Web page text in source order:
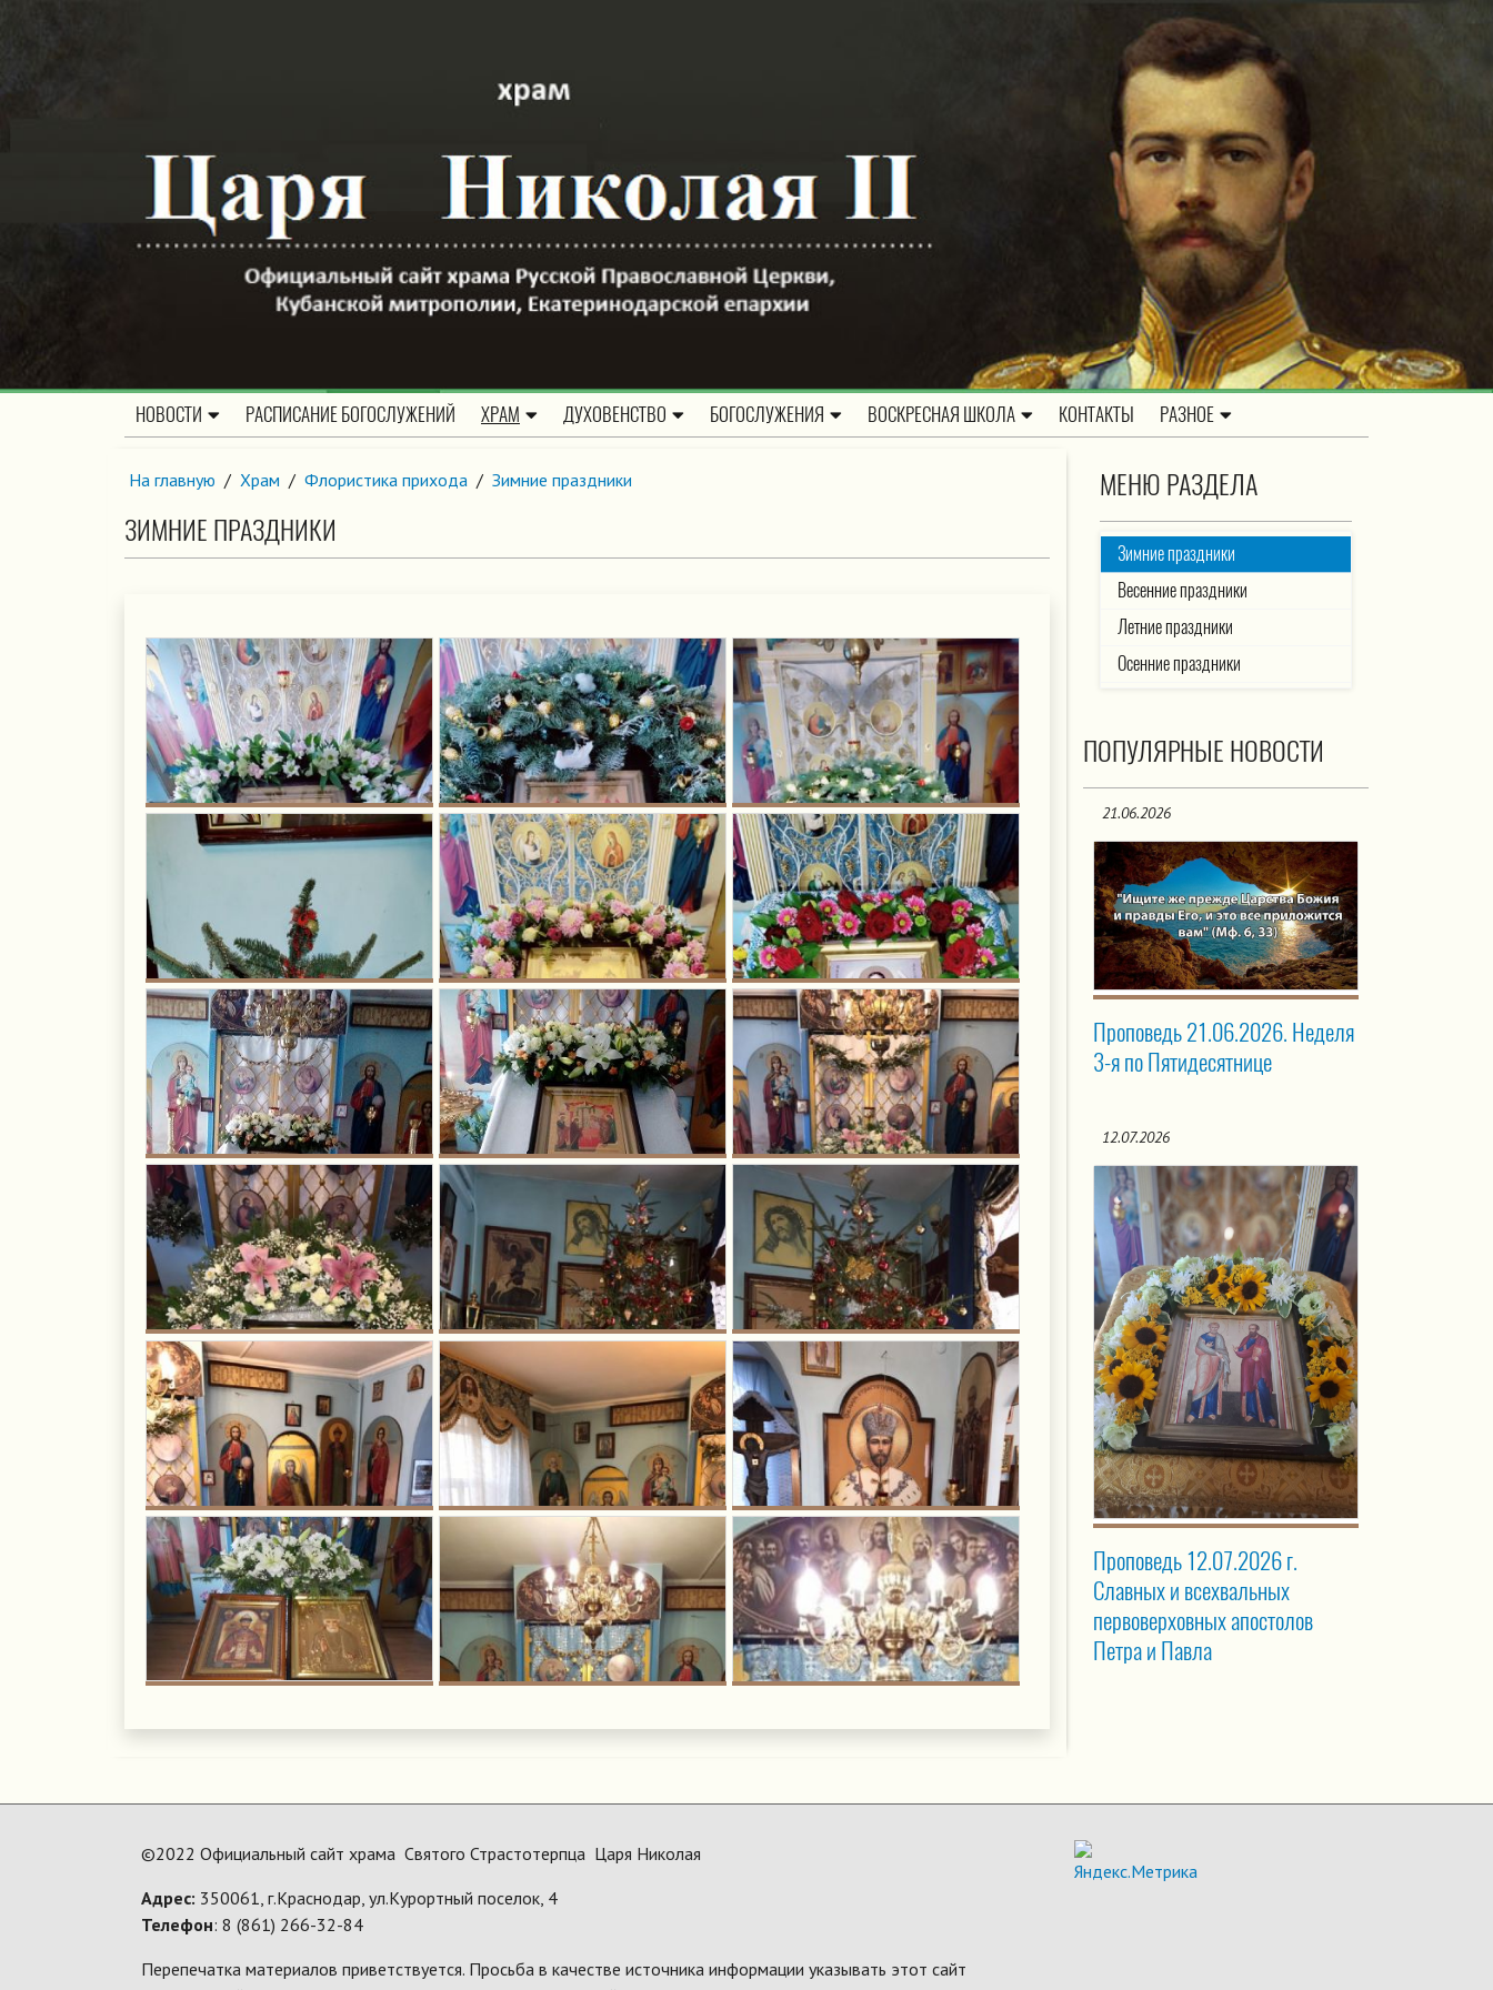
НОВОСТИ РАСПИСАНИЕ БОГОСЛУЖЕНИЙ ХРАМ ДУХОВЕНСТВО БОГОСЛУЖЕНИЯ ВОСКРЕСНАЯ ШКОЛА КОНТАКТЫ РАЗНОЕ
На главную / Храм / Флористика прихода / Зимние праздники
ЗИМНИЕ ПРАЗДНИКИ
МЕНЮ РАЗДЕЛА
Зимние праздники
Весенние праздники
Летние праздники
Осенние праздники
ПОПУЛЯРНЫЕ НОВОСТИ
21.06.2026
Проповедь 21.06.2026. Неделя
3-я по Пятидесятнице
12.07.2026
Проповедь 12.07.2026 г.
Славных и всехвальных
первоверховных апостолов
Петра и Павла
©2022 Официальный сайт храма Святого Страстотерпца Царя Николая
Адрес: 350061, г.Краснодар, ул.Курортный поселок, 4
Телефон: 8 (861) 266-32-84
Перепечатка материалов приветствуется. Просьба в качестве источника информации указывать этот сайт